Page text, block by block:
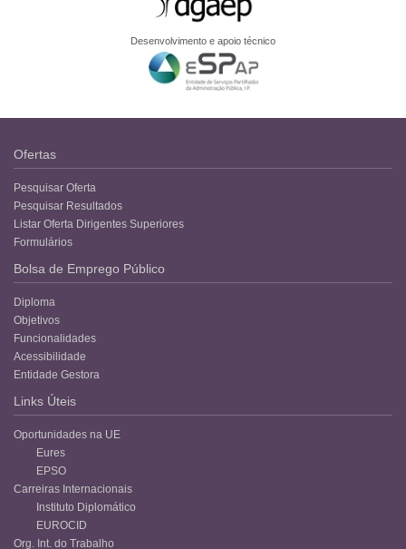
Desenvolvimento e apoio técnico
Ofertas
Pesquisar Oferta
Pesquisar Resultados
Listar Oferta Dirigentes Superiores
Formulários
Bolsa de Emprego Público
Diploma
Objetivos
Funcionalidades
Acessibilidade
Entidade Gestora
Links Úteis
Oportunidades na UE
Eures
EPSO
Carreiras Internacionais
Instituto Diplomático
EUROCID
Org. Int. do Trabalho